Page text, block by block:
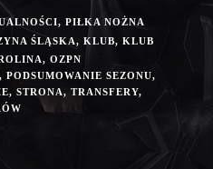
, PIŁKA NOŻNA
ŚLĄSKA, KLUB, KLUB
, OZPN
, PODSUMOWANIE SEZONU,
, STRONA, TRANSFERY,